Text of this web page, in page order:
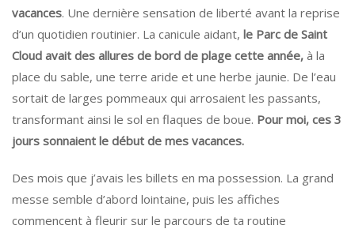
vacances. Une dernière sensation de liberté avant la reprise
d’un quotidien routinier. La canicule aidant, le Parc de Saint
Cloud avait des allures de bord de plage cette année, à la
place du sable, une terre aride et une herbe jaunie. De l’eau
sortait de larges pommeaux qui arrosaient les passants,
transformant ainsi le sol en flaques de boue. Pour moi, ces 3
jours sonnaient le début de mes vacances.
Des mois que j’avais les billets en ma possession. La grand
messe semble d’abord lointaine, puis les affiches
commencent à fleurir sur le parcours de ta routine